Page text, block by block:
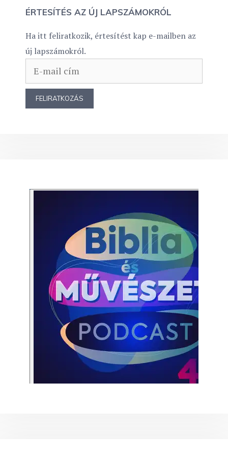
ÉRTESÍTÉS AZ ÚJ LAPSZÁMOKRÓL
Ha itt feliratkozik, értesítést kap e-mailben az
új lapszámokról.